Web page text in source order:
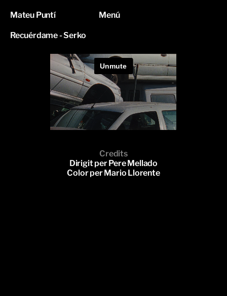
Mateu Puntí Menú
Recuérdame - Serko
Credits
Dirigit per Pere Mellado
Color per Mario Llorente